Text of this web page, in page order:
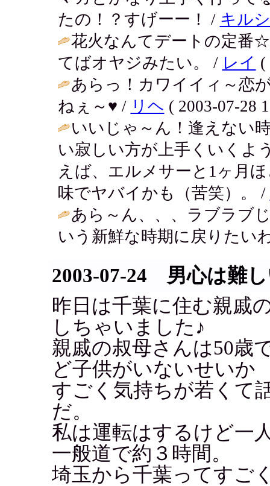
たの！？すげーー！ / キル
花火なんてデートの定番
てばオヤジみたい。 / レイ (
あらっ！カワイイィ～恋
ねぇ～♥ / リヘ ( 2003-07-28
いいじゃ～ん！逢えない
い寂しい方が上手くいく
えば、エルメサーと1ヶ月
味でヤバイかも（苦笑）。 /
あら～ん、、、ラブラブ
いう新鮮な時期に戻りた
2003-07-24 男心は難
昨日は千葉に住む親戚
しちゃいました♪
親戚の叔母さんは50歳
ど子供がいないせいか
すごく気持ちが若くて
だ。
私は運転はするけど一
一般道で約３時間。
埼玉から千葉ってすご